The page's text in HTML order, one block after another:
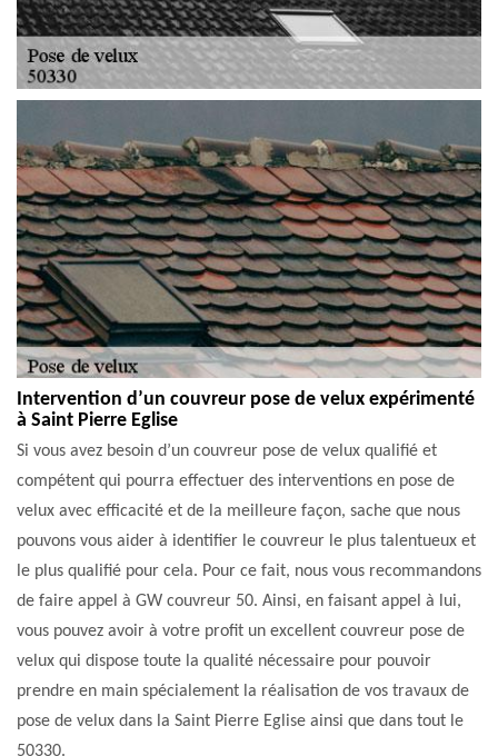
Intervention d’un couvreur pose de velux expérimenté
à Saint Pierre Eglise
Si vous avez besoin d’un couvreur pose de velux qualifié et
compétent qui pourra effectuer des interventions en pose de
velux avec efficacité et de la meilleure façon, sache que nous
pouvons vous aider à identifier le couvreur le plus talentueux et
le plus qualifié pour cela. Pour ce fait, nous vous recommandons
de faire appel à GW couvreur 50. Ainsi, en faisant appel à lui,
vous pouvez avoir à votre profit un excellent couvreur pose de
velux qui dispose toute la qualité nécessaire pour pouvoir
prendre en main spécialement la réalisation de vos travaux de
pose de velux dans la Saint Pierre Eglise ainsi que dans tout le
50330.